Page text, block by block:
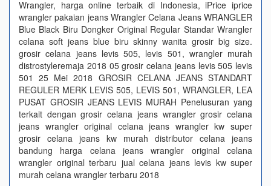
Wrangler, harga online terbaik di Indonesia, iPrice iprice
wrangler pakaian jeans Wrangler Celana Jeans WRANGLER
Blue Black Biru Dongker Original Regular Standar Wrangler
celana soft jeans blue biru skinny wanita grosir big size.
grosir celana jeans levis 505, levis 501, wrangler murah
distrostyleremaja 2018 05 grosir celana jeans levis 505 levis
501 25 Mei 2018 GROSIR CELANA JEANS STANDART
REGULER MERK LEVIS 505, LEVIS 501, WRANGLER, LEA
PUSAT GROSIR JEANS LEVIS MURAH Penelusuran yang
terkait dengan grosir celana jeans wrangler grosir celana
jeans wrangler original celana jeans wrangler kw super
grosir celana jeans kw murah distributor celana jeans
bandung harga celana jeans wrangler original celana
wrangler original terbaru jual celana jeans levis kw super
murah celana wrangler terbaru 2018